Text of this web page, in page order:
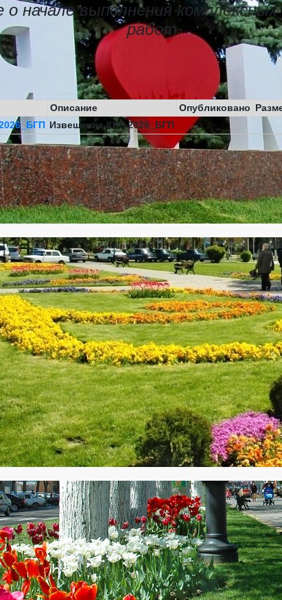
о начале выполнения
работ
Описание Опубликовано
Извещение ККР 2026_БГП